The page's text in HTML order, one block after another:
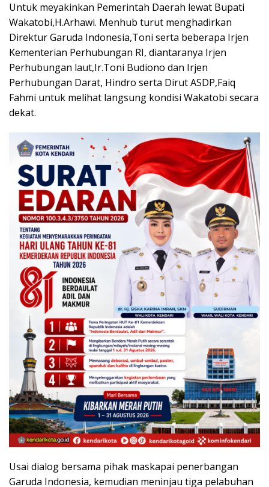
Untuk meyakinkan Pemerintah Daerah lewat Bupati
Wakatobi,H.Arhawi. Menhub turut menghadirkan
Direktur Garuda Indonesia,Toni serta beberapa Irjen
Kementerian Perhubungan RI, diantaranya Irjen
Perhubungan laut,Ir.Toni Budiono dan Irjen
Perhubungan Darat, Hindro serta Dirut ASDP,Faiq
Fahmi untuk melihat langsung kondisi Wakatobi secara
dekat.
Usai dialog bersama pihak maskapai penerbangan
Garuda Indonesia, kemudian meninjau tiga pelabuhan